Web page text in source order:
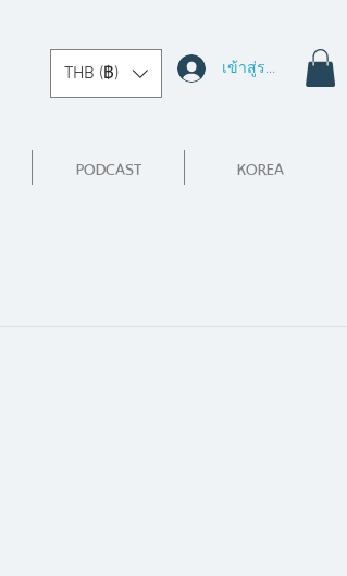
THB (฿) เข้าสู่ระบบ
PODCAST KOREA